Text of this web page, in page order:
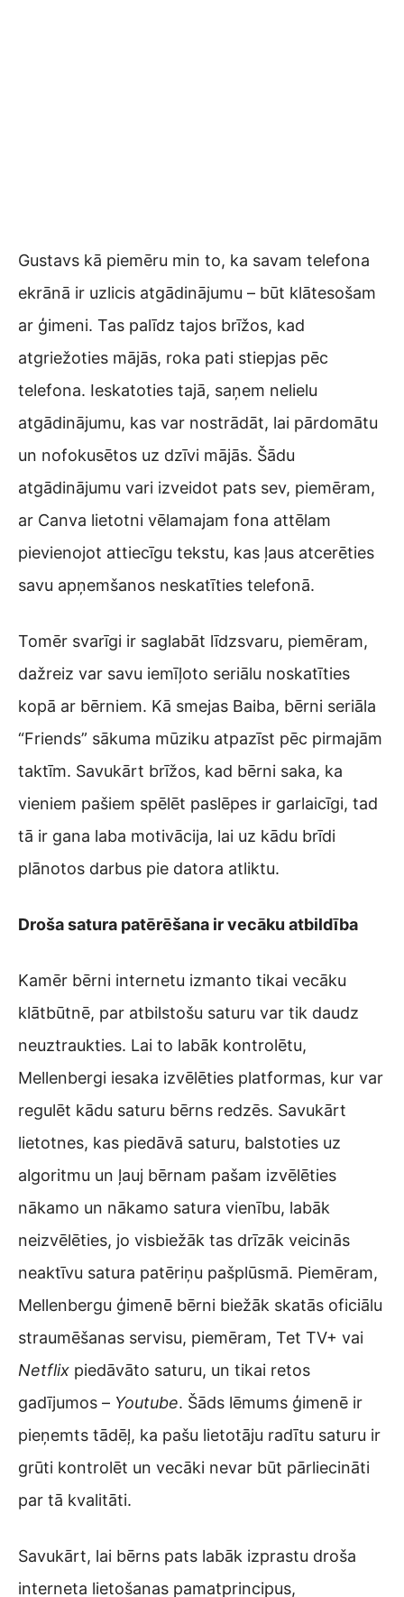
Gustavs kā piemēru min to, ka savam telefona
ekrānā ir uzlicis atgādinājumu – būt klātesošam
ar ģimeni. Tas palīdz tajos brīžos, kad
atgriežoties mājās, roka pati stiepjas pēc
telefona. Ieskatoties tajā, saņem nelielu
atgādinājumu, kas var nostrādāt, lai pārdomātu
un nofokusētos uz dzīvi mājās. Šādu
atgādinājumu vari izveidot pats sev, piemēram,
ar Canva lietotni vēlamajam fona attēlam
pievienojot attiecīgu tekstu, kas ļaus atcerēties
savu apņemšanos neskatīties telefonā.
Tomēr svarīgi ir saglabāt līdzsvaru, piemēram,
dažreiz var savu iemīļoto seriālu noskatīties
kopā ar bērniem. Kā smejas Baiba, bērni seriāla
“Friends” sākuma mūziku atpazīst pēc pirmajām
taktīm. Savukārt brīžos, kad bērni saka, ka
vieniem pašiem spēlēt paslēpes ir garlaicīgi, tad
tā ir gana laba motivācija, lai uz kādu brīdi
plānotos darbus pie datora atliktu.
Droša satura patērēšana ir vecāku atbildība
Kamēr bērni internetu izmanto tikai vecāku
klātbūtnē, par atbilstošu saturu var tik daudz
neuztraukties. Lai to labāk kontrolētu,
Mellenbergi iesaka izvēlēties platformas, kur var
regulēt kādu saturu bērns redzēs. Savukārt
lietotnes, kas piedāvā saturu, balstoties uz
algoritmu un ļauj bērnam pašam izvēlēties
nākamo un nākamo satura vienību, labāk
neizvēlēties, jo visbiežāk tas drīzāk veicinās
neaktīvu satura patēriņu pašplūsmā. Piemēram,
Mellenbergu ģimenē bērni biežāk skatās oficiālu
straumēšanas servisu, piemēram, Tet TV+ vai
Netflix piedāvāto saturu, un tikai retos
gadījumos – Youtube. Šāds lēmums ģimenē ir
pieņemts tādēļ, ka pašu lietotāju radītu saturu ir
grūti kontrolēt un vecāki nevar būt pārliecināti
par tā kvalitāti.
Savukārt, lai bērns pats labāk izprastu droša
interneta lietošanas pamatprincipus,